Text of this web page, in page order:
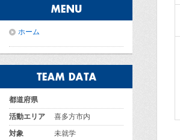
ホーム
都道府県
活動エリア
喜多方市内
対象
未就学